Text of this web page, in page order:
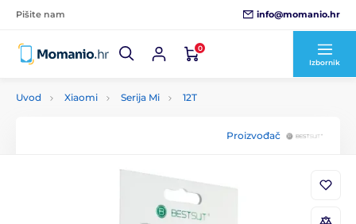
Pišite nam info@momanio.hr
0
Izbornik
Uvod Xiaomi Serija Mi 12T
Proizvođač